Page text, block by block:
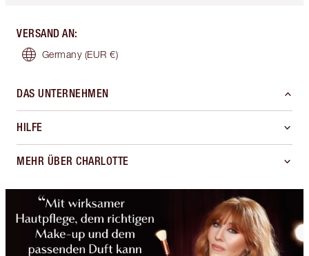
VERSAND AN:
Germany (EUR €)
DAS UNTERNEHMEN
HILFE
MEHR ÜBER CHARLOTTE